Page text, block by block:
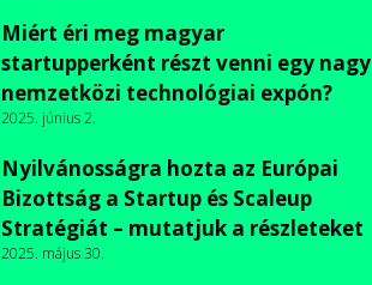
Miért éri meg magyar
startupperként részt venni egy nagy
nemzetközi technológiai expón?
2025. június 2.
Nyilvánosságra hozta az Európai
Bizottság a Startup és Scaleup
Stratégiát – mutatjuk a részleteket
2025. május 30.